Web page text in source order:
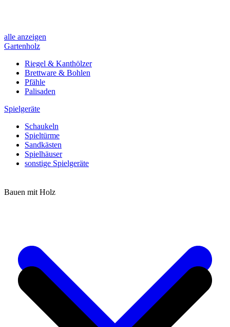
alle anzeigen
Gartenholz
Riegel & Kanthölzer
Brettware & Bohlen
Pfähle
Palisaden
Spielgeräte
Schaukeln
Spieltürme
Sandkästen
Spielhäuser
sonstige Spielgeräte
Bauen mit Holz